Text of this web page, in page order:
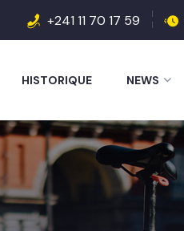
+241 11 70 17 59
HISTORIQUE NEWS